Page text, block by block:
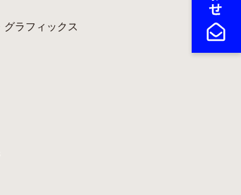
グラフィックス